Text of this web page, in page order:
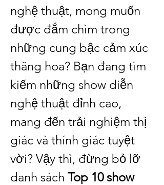
nghệ thuật, mong muốn
được đắm chìm trong
những cung bậc cảm xúc
thăng hoa? Bạn đang tìm
kiếm những show diễn
nghệ thuật đỉnh cao,
mang đến trải nghiệm thị
giác và thính giác tuyệt
vời? Vậy thì, đừng bỏ lỡ
danh sách Top 10 show